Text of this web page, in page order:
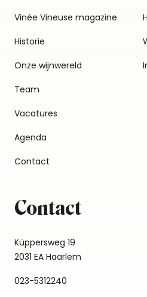
Vinée Vineuse magazine
Historie
Onze wijnwereld
Team
Vacatures
Agenda
Contact
Contact
Küppersweg 19
2031 EA Haarlem
023-5312240